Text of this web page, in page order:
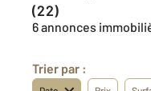
(22)
6 annonces
Trier par :